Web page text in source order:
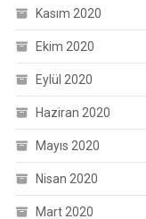
Kasım 2020
Ekim 2020
Eylül 2020
Haziran 2020
Mayıs 2020
Nisan 2020
Mart 2020